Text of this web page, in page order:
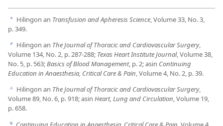
a Hilingon an Transfusion and Apheresis Science, Volume 33, No. 3,
p. 349.
b Hilingon an The Journal of Thoracic and Cardiovascular Surgery,
Volume 134, No. 2, p. 287-288; Texas Heart Institute Journal, Volume 38,
No. 5, p. 563;Basics of Blood Management, p. 2; asin Continuing
Education in Anaesthesia, Critical Care & Pain, Volume 4, No. 2, p. 39.
c Hilingon an The Journal of Thoracic and Cardiovascular Surgery,
Volume 89, No. 6, p. 918; asin Heart, Lung and Circulation, Volume 19,
p. 658.